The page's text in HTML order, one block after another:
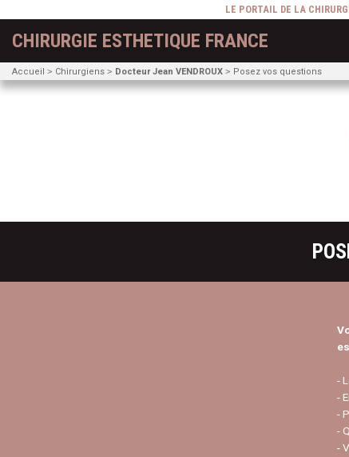
LE PORTAIL DE LA
CHIRURGIE ESTHETIQUE FRANCE
Accueil Chirurgiens Docteur Jean VENDROUX Posez vos questions
-
-
-
-
-